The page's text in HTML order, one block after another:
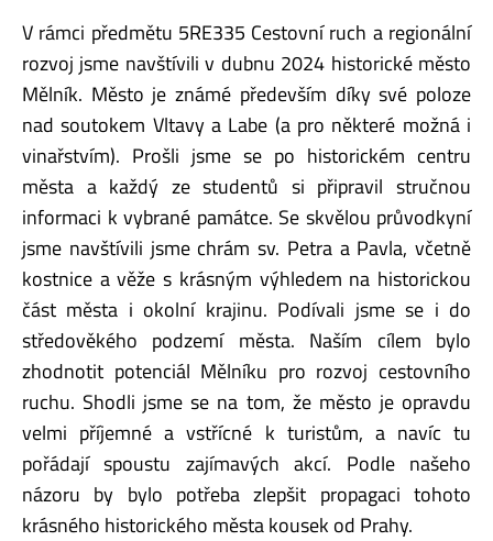
V rámci předmětu 5RE335 Cestovní ruch a regionální
rozvoj jsme navštívili v dubnu 2024 historické město
Mělník. Město je známé především díky své poloze
nad soutokem Vltavy a Labe (a pro některé možná i
vinařstvím). Prošli jsme se po historickém centru
města a každý ze studentů si připravil stručnou
informaci k vybrané památce. Se skvělou průvodkyní
jsme navštívili jsme chrám sv. Petra a Pavla, včetně
kostnice a věže s krásným výhledem na historickou
část města i okolní krajinu. Podívali jsme se i do
středověkého podzemí města. Naším cílem bylo
zhodnotit potenciál Mělníku pro rozvoj cestovního
ruchu. Shodli jsme se na tom, že město je opravdu
velmi příjemné a vstřícné k turistům, a navíc tu
pořádají spoustu zajímavých akcí. Podle našeho
názoru by bylo potřeba zlepšit propagaci tohoto
krásného historického města kousek od Prahy.